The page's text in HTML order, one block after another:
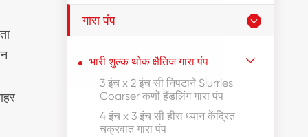
गारा पंप 
भारी शुल्क थोक क्षैतिज गारा पंप 
3 इंच x 2 इंच सी निपटाने Slurries
Coarser कणों हैंडलिंग गारा पंप
4 इंच x 3 इंच सी हीरा ध्यान केंद्रित
चक्रवात गारा पंप